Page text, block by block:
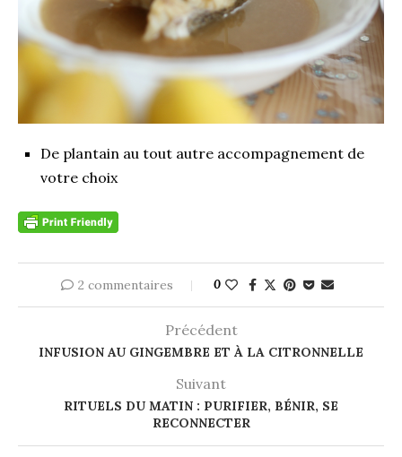
De plantain au tout autre accompagnement de
votre choix
2 commentaires 0
Précédent
INFUSION AU GINGEMBRE ET À LA CITRONNELLE
Suivant
RITUELS DU MATIN : PURIFIER, BÉNIR, SE
RECONNECTER